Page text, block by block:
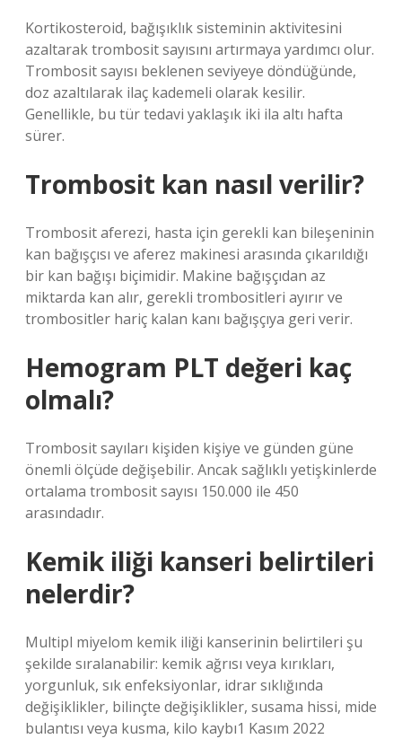
Kortikosteroid, bağışıklık sisteminin aktivitesini
azaltarak trombosit sayısını artırmaya yardımcı olur.
Trombosit sayısı beklenen seviyeye döndüğünde,
doz azaltılarak ilaç kademeli olarak kesilir.
Genellikle, bu tür tedavi yaklaşık iki ila altı hafta
sürer.
Trombosit kan nasıl verilir?
Trombosit aferezi, hasta için gerekli kan bileşeninin
kan bağışçısı ve aferez makinesi arasında çıkarıldığı
bir kan bağışı biçimidir. Makine bağışçıdan az
miktarda kan alır, gerekli trombositleri ayırır ve
trombositler hariç kalan kanı bağışçıya geri verir.
Hemogram PLT değeri kaç
olmalı?
Trombosit sayıları kişiden kişiye ve günden güne
önemli ölçüde değişebilir. Ancak sağlıklı yetişkinlerde
ortalama trombosit sayısı 150.000 ile 450
arasındadır.
Kemik iliği kanseri belirtileri
nelerdir?
Multipl miyelom kemik iliği kanserinin belirtileri şu
şekilde sıralanabilir: kemik ağrısı veya kırıkları,
yorgunluk, sık enfeksiyonlar, idrar sıklığında
değişiklikler, bilinçte değişiklikler, susama hissi, mide
bulantısı veya kusma, kilo kaybı1 Kasım 2022